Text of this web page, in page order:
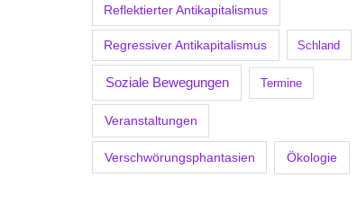
Reflektierter Antikapitalismus
Regressiver Antikapitalismus Schland
Soziale Bewegungen Termine
Veranstaltungen
Verschwörungsphantasien Ökologie